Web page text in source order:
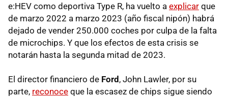
e:HEV como deportiva Type R, ha vuelto a explicar que
de marzo 2022 a marzo 2023 (año fiscal nipón) habrá
dejado de vender 250.000 coches por culpa de la falta
de microchips. Y que los efectos de esta crisis se
notarán hasta la segunda mitad de 2023.
El director financiero de Ford , John Lawler, por su
parte, reconoce que la escasez de chips sigue siendo